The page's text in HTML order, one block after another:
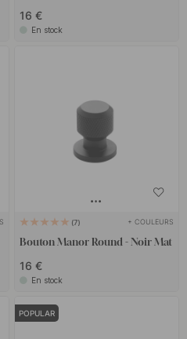
16 €
En stock
7 + COULEURS
Bouton Manor Round - Noir Mat
16 €
En stock
POPULAR